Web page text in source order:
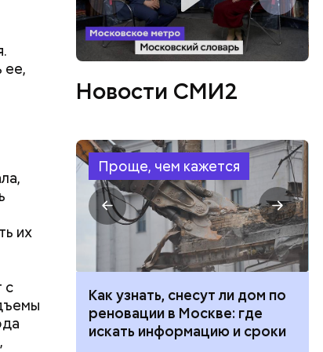
ее,
их
с
и
Новости СМИ2
Проще, чем кажется
при
может
Как узнать, снесут ли дом по
реновации в Москве: где
искать информацию и сроки